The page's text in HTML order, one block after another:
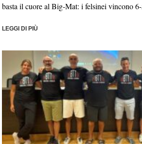
basta il cuore al Big-Mat: i felsinei vincono
LEGGI DI PIÙ